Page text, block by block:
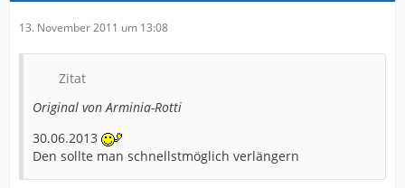
13. November 2011 um 13:08
Zitat
Original von Arminia-Rotti
30.06.2013
Den sollte man schnellstmöglich verlängern